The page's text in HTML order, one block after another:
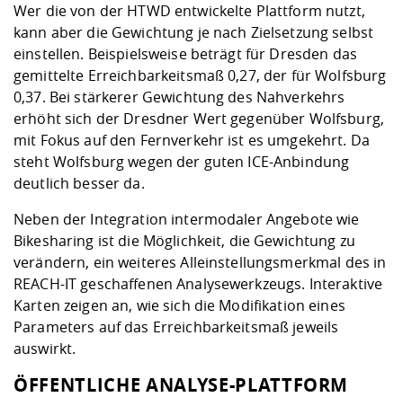
Wer die von der HTWD entwickelte Plattform nutzt,
kann aber die Gewichtung je nach Zielsetzung selbst
einstellen. Beispielsweise beträgt für Dresden das
gemittelte Erreichbarkeitsmaß 0,27, der für Wolfsburg
0,37. Bei stärkerer Gewichtung des Nahverkehrs
erhöht sich der Dresdner Wert gegenüber Wolfsburg,
mit Fokus auf den Fernverkehr ist es umgekehrt. Da
steht Wolfsburg wegen der guten ICE-Anbindung
deutlich besser da.
Neben der Integration intermodaler Angebote wie
Bikesharing ist die Möglichkeit, die Gewichtung zu
verändern, ein weiteres Alleinstellungsmerkmal des in
REACH-IT geschaffenen Analysewerkzeugs. Interaktive
Karten zeigen an, wie sich die Modifikation eines
Parameters auf das Erreichbarkeitsmaß jeweils
auswirkt.
ÖFFENTLICHE ANALYSE-PLATTFORM